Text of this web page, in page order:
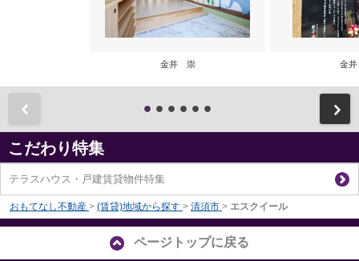
金井 崇 金
こだわり特集
テラスハウス・戸建賃貸物件特集
おもてなし不動産 > (賃貸)地域から探す > 清須市 > エスクイール
ページトップに戻る